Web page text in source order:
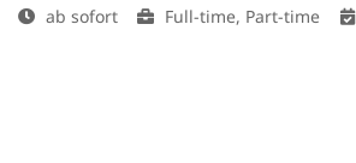
ab sofort Full-time, Part-time